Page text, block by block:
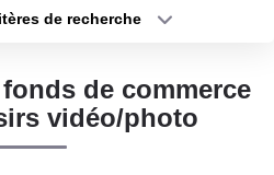
de recherche
Surface min
de commerce
vidéo/photo